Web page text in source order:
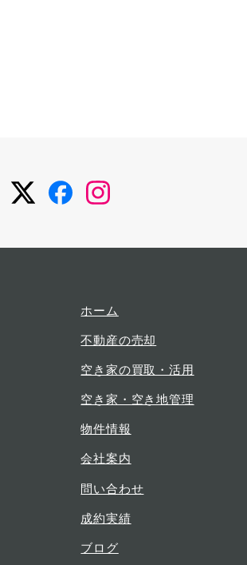
目
メ
ニ
目
メ
ニ
目
ホーム
不動産の売却
空き家の買取・活用
空き家・空き地管理
物件情報
会社案内
問い合わせ
成約実績
ブログ